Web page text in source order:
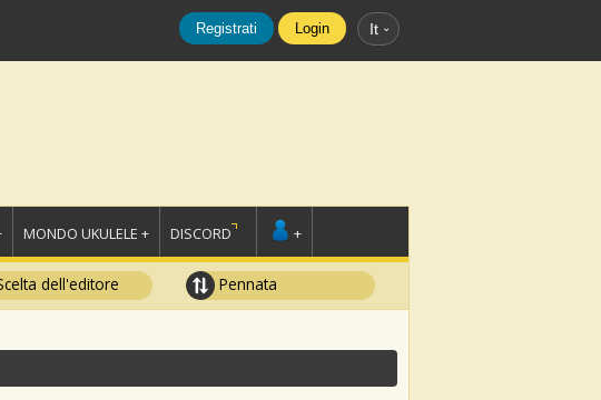
Registrati Login It
MONDO UKULELE + DISCORD +
dell'editore Pennata